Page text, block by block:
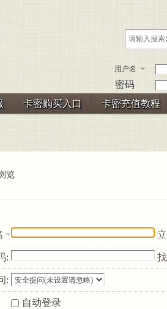
用户名
密码
卡密购买入口 卡密充值教程
览
:
:
自动登录